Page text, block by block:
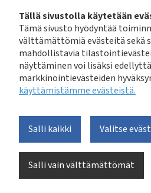
Tällä sivustolla käytetään
Tämä sivusto hyödyntää
välttämättömiä evästeitä sekä
mahdollistavia
näyttäminen voi lisäksi
markkinointievästeiden
käyttämistämme evästeistä.​​​​​​
Salli kaikki
Salli vain välttämättömät
Valitse
sijoittamiseen yksityistien
Tienkäyttöoikeuteen liittyisi
tien kunnossapitoon liittyviä
4.9.2017
kirjaamo@lvm.fi
Lausunto luonnoksesta
yksityistielaiksi ja eräiksi siihen
Viite: Lausuntopyyntönne